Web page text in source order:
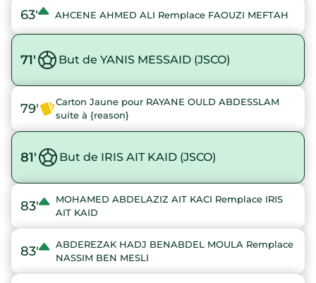
63' AHCENE AHMED ALI Remplace FAOUZI MEFTAH
71' But de YANIS MESSAID (JSCO)
79'
Carton Jaune pour RAYANE OULD ABDESSLAM
suite à {reason}
81' But de IRIS AIT KAID (JSCO)
83'
MOHAMED ABDELAZIZ AIT KACI Remplace IRIS
AIT KAID
83'
ABDEREZAK HADJ BENABDEL MOULA Remplace
NASSIM BEN MESLI